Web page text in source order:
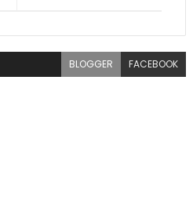
BLOGGER FACEBOOK